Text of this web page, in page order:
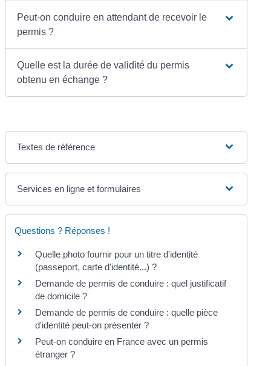
Peut-on conduire en attendant de recevoir le
permis ?
Quelle est la durée de validité du permis
obtenu en échange ?
Textes de référence
Services en ligne et formulaires
Questions ? Réponses !
Quelle photo fournir pour un titre d'identité
(passeport, carte d'identité...) ?
Demande de permis de conduire : quel justificatif
de domicile ?
Demande de permis de conduire : quelle pièce
d'identité peut-on présenter ?
Peut-on conduire en France avec un permis
étranger ?